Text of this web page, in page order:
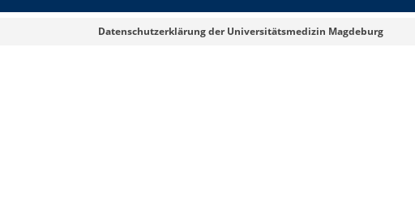
Datenschutzerklärung der Universitätsmedizin Magdeburg